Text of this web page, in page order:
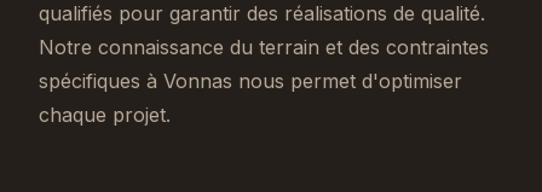
qualifiés pour garantir des réalisations de qualité.
Notre connaissance du terrain et des contraintes
spécifiques à Vonnas nous permet d'optimiser
chaque projet.